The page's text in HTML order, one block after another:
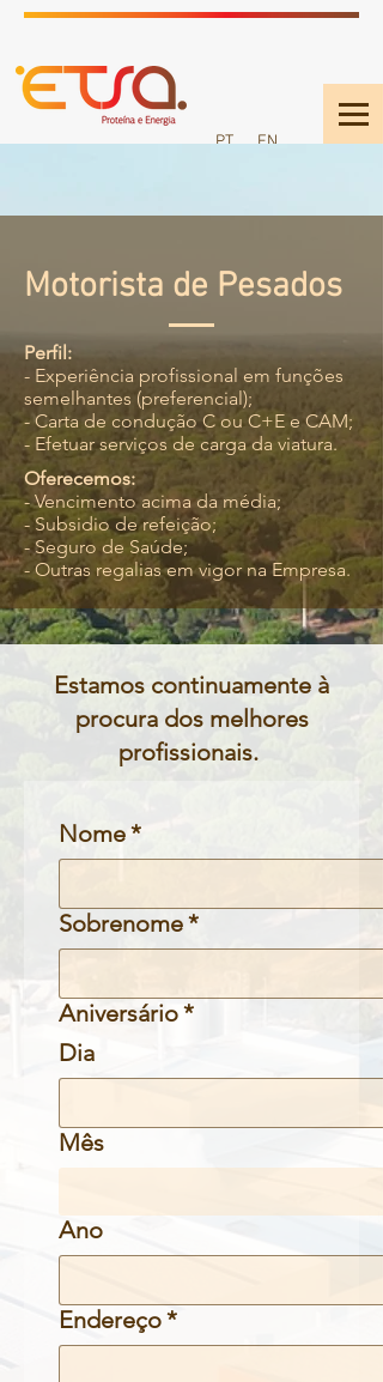
PT EN
Motorista de Pesados
Perfil:
- Experiência profissional em funções
semelhantes (preferencial);
- Carta de condução C ou C+E e CAM;
- Efetuar serviços de carga da viatura.
Oferecemos:
- Vencimento acima da média;
- Subsidio de refeição;
- Seguro de Saúde;
- Outras regalias em vigor na Empresa.
Estamos continuamente à
procura dos melhores
profissionais.
Nome*
Sobrenome*
Aniversário*
Dia
Mês
Ano
Endereço*